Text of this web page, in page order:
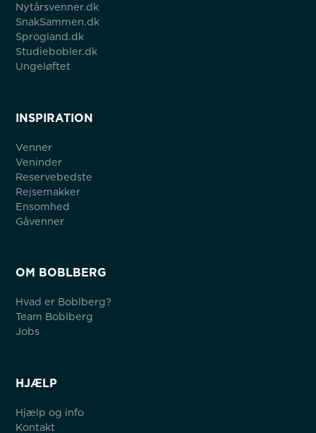
Nytårsvenner.dk
SnakSammen.dk
Sprogland.dk
Studiebobler.dk
Ungeløftet
INSPIRATION
Venner
Veninder
Reservebedste
Rejsemakker
Ensomhed
Gåvenner
OM BOBLBERG
Hvad er Boblberg?
Team Boblberg
Jobs
HJÆLP
Hjælp og info
Kontakt